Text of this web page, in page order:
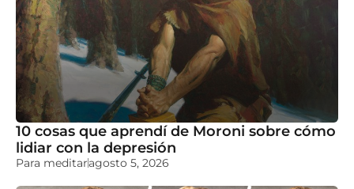
10 cosas que aprendí de Moroni sobre cómo
lidiar con la depresión
Para meditaragosto 5, 2026